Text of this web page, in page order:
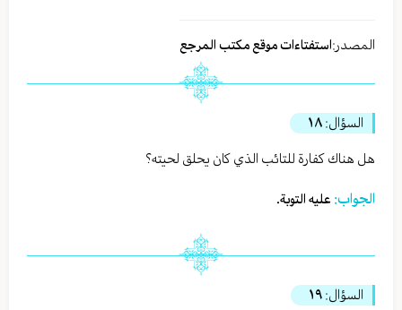
المصدر:استفتاءات موقع مكتب المرجع
السؤال: ١٨
هل هناك كفارة للتائب الذي كان يحلق لحيته؟
الجواب: عليه التوبة.
السؤال: ١٩